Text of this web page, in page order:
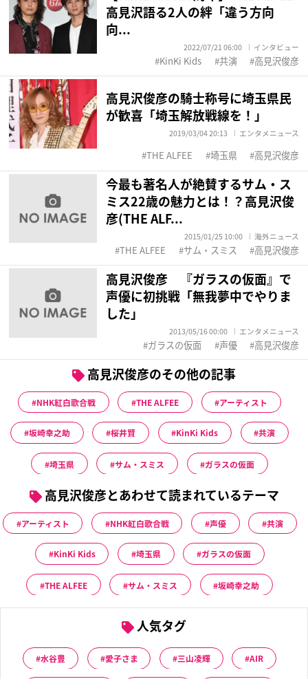
高見沢語る2人の絆「違う方向
向...
2022/07/21 06:00 インタビュー
KinKi Kids 共演 高見沢俊彦
高見沢俊彦の騎士称号に埼玉県民
が歓喜「埼玉解放戦線を！」
2019/03/04 20:13 エンタメニュース
THE ALFEE 埼玉県 高見沢俊彦
今最も著名人が絶賛するサム・ス
ミス22歳の魅力とは！？高見沢俊
彦(THE ALF...
2015/01/25 10:00 海外ニュース
THE ALFEE サム・スミス 高見沢俊彦
高見沢俊彦 『ガラスの仮面』で
声優に初挑戦「無我夢中でやりま
した」
2013/05/16 00:00 エンタメニュース
ガラスの仮面 声優 高見沢俊彦
高見沢俊彦のその他の記事
NHK紅白歌合戦 THE ALFEE アーティスト
坂崎幸之助 桜井賢 KinKi Kids 共演
埼玉県 サム・スミス ガラスの仮面
高見沢俊彦とあわせて読まれているテーマ
アーティスト NHK紅白歌合戦 声優 共演
KinKi Kids 埼玉県 ガラスの仮面
THE ALFEE サム・スミス 坂崎幸之助
人気タグ
水谷豊 愛子さま 三山凌輝 AIR